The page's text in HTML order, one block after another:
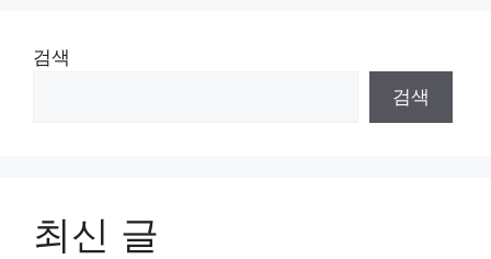
검색
검색
최신 글